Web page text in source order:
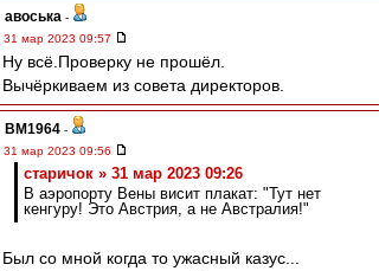
авоська -
31 мар 2023 09:57
Ну всё.Проверку не прошёл.
Вычёркиваем из совета директоров.
BM1964 -
31 мар 2023 09:56
старичок » 31 мар 2023 09:26
В аэропорту Вены висит плакат: "Тут нет
кенгуру! Это Австрия, а не Австралия!"
Был со мной когда то ужасный казус...